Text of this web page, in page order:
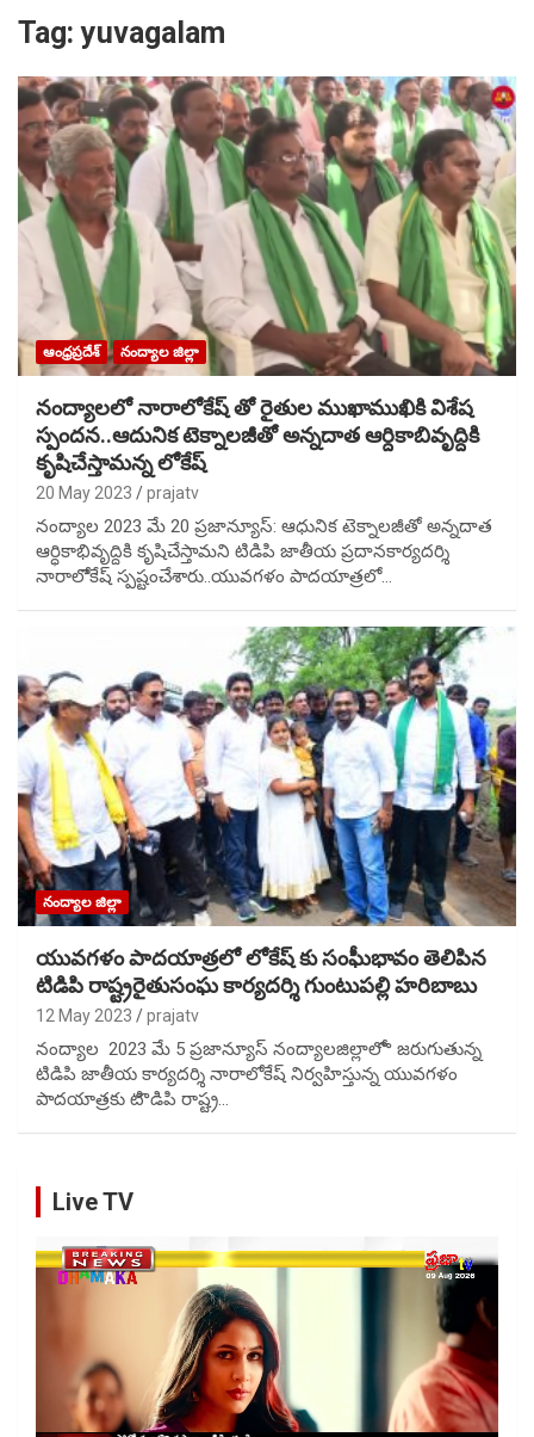
Tag:yuvagalam
ఆంధ్రప్రదేశ్ నంద్యాల జిల్లా
నంద్యాలలో నారాలోకేష్ తో రైతుల ముఖాముఖికి విశేష
స్పందన..ఆదునిక టెక్నాలజీతో అన్నదాత ఆర్దికాబివృద్దికి
కృషిచేస్తామన్న లోకేష్
20 May 2023 prajatv
నంద్యాల 2023 మే 20 ప్రజాన్యూస్: ఆధునిక టెక్నాలజీతో అన్నదాత
ఆర్ధికాభివృద్దికి కృషిచేస్తామని టిడిపి జాతీయ ప్రదానకార్యదర్శి
నారాలోెకేష్ స్పష్టంచేశారు..యువగళం పాదయాత్రలో…
నంద్యాల జిల్లా
యువగళం పాదయాత్రలో లోకేష్ కు సంఘీభావం తెలిపిన
టిడిపి రాష్ట్రరైతుసంఘ కార్యదర్శి గుంటుపల్లి హరిబాబు
12 May 2023 prajatv
నంద్యాల 2023 మే 5 ప్రజాన్యూస్ నంద్యాలజిల్లాలోొ జరుగుతున్న
టిడిపి జాతీయ కార్యదర్శి నారాలోకేష్ నిర్వహిస్తున్న యువగళం
పాదయాత్రకు టిొడిపి రాష్ట్ర…
Live TV